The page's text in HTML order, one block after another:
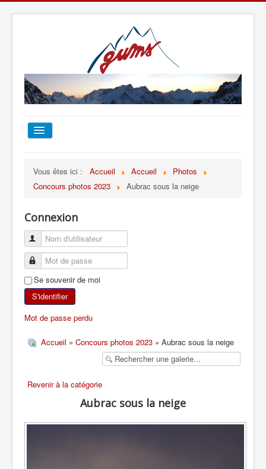
TOUT SUR LE GUMS
ESCALADE
ALPINISME
SKI DE RANDONNÉE
RANDONNÉE SPORTIVE
Vous êtes ici : Accueil Accueil
Photos
Concours photos 2023
Aubrac sous la neige
Connexion
Se souvenir de moi
S'identifier
Mot de passe perdu
Accueil » Concours photos 2023 » Aubrac sous la neige
Revenir à la catégorie
Aubrac sous la neige